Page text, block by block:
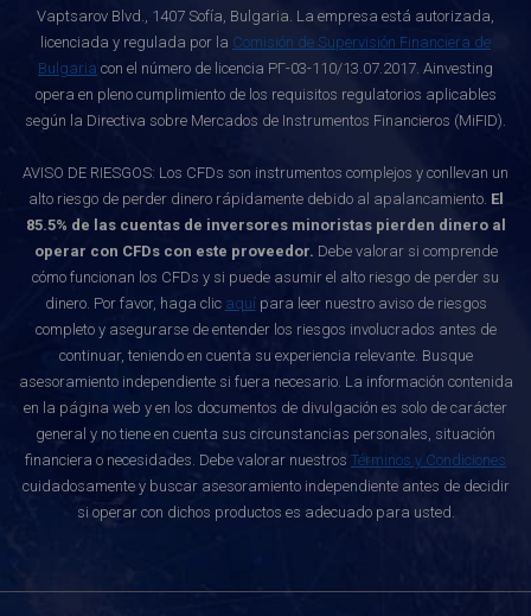
Vaptsarov Blvd., 1407 Sofía, Bulgaria. La empresa está autorizada,
licenciada y regulada por la Comisión de Supervisión Financiera de
Bulgaria con el número de licencia РГ-03-110/13.07.2017. Ainvesting
opera en pleno cumplimiento de los requisitos regulatorios aplicables
según la Directiva sobre Mercados de Instrumentos Financieros (MiFID).
AVISO DE RIESGOS: Los CFDs son instrumentos complejos y conllevan un
alto riesgo de perder dinero rápidamente debido al apalancamiento. El
85.5% de las cuentas de inversores minoristas pierden dinero al
operar con CFDs con este proveedor. Debe valorar si comprende
cómo funcionan los CFDs y si puede asumir el alto riesgo de perder su
dinero. Por favor, haga clic aquípara leer nuestro aviso de riesgos
completo y asegurarse de entender los riesgos involucrados antes de
continuar, teniendo en cuenta su experiencia relevante. Busque
asesoramiento independiente si fuera necesario. La información contenida
en la página web y en los documentos de divulgación es solo de carácter
general y no tiene en cuenta sus circunstancias personales, situación
financiera o necesidades. Debe valorar nuestros Términos y Condiciones
cuidadosamente y buscar asesoramiento independiente antes de decidir
si operar con dichos productos es adecuado para usted.